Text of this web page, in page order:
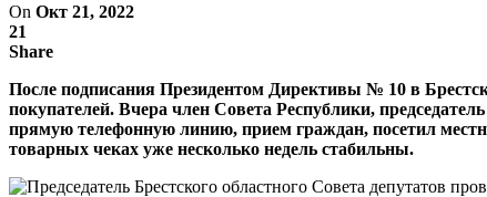
On Окт 21, 2022
21
Share
После подписания Президентом Директивы № 10 в
покупателей. Вчера член Совета Республики,
прямую телефонную линию, прием граждан, посетил
товарных чеках уже несколько недель стабильны.